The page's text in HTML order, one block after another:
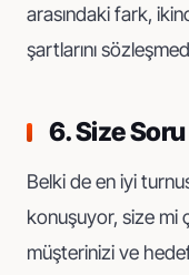
arasındaki fark,
şartlarını
6. Size
Belki de en iyi
konuşuyor, size mi
müşterinizi ve